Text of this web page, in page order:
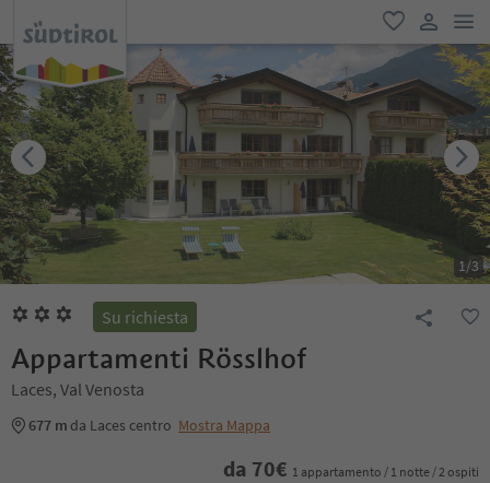
favoriti
user link
1/3
Su richiesta
Appartamenti Rösslhof
Laces, Val Venosta
677 m da Laces centro Mostra Mappa
da 70€ 1 appartamento / 1 notte / 2 ospiti